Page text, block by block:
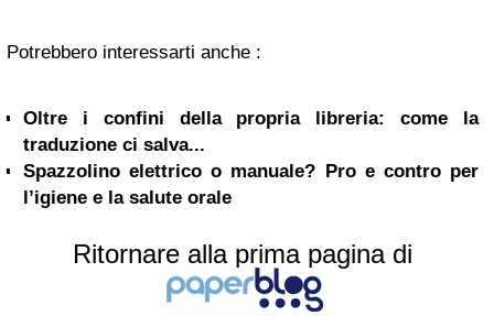
Potrebbero interessarti anche :
Oltre i confini della propria libreria: come la
traduzione ci salva...
Spazzolino elettrico o manuale? Pro e contro per
l’igiene e la salute orale
Ritornare alla prima pagina di